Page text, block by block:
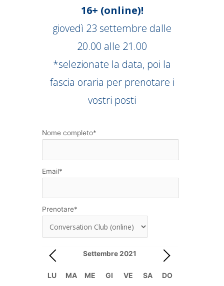
16+ (online)!
giovedì 23 settembre dalle
20.00 alle 21.00
*selezionate la data, poi la
fascia oraria per prenotare i
vostri posti
Nome completo*
Email*
Prenotare*
Settembre 2021
LU MA ME GI VE SA DO